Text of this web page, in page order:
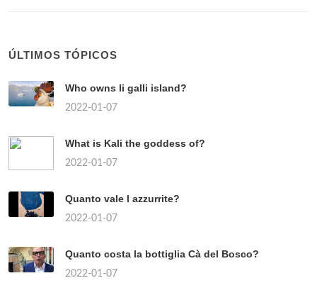
ÚLTIMOS TÓPICOS
Who owns li galli island?
2022-01-07
What is Kali the goddess of?
2022-01-07
Quanto vale l azzurrite?
2022-01-07
Quanto costa la bottiglia Cà del Bosco?
2022-01-07